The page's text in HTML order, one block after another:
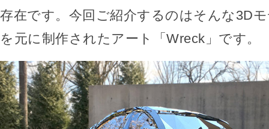
存在です。今回ご紹介するのはそんな3D
を元に制作されたアート「Wreck」です。